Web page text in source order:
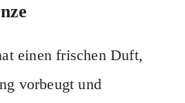
einen frischen Duft,
vorbeugt und